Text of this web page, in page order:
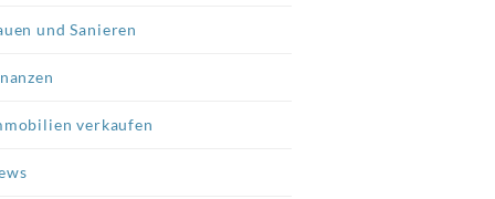
und Sanieren
verkaufen